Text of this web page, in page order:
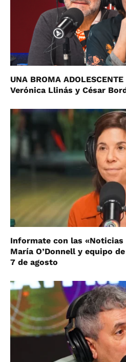
UNA BROMA
Verónica Llinás y César
Informate con las «Noticias
María O’Donnell y equipo
7 de agosto